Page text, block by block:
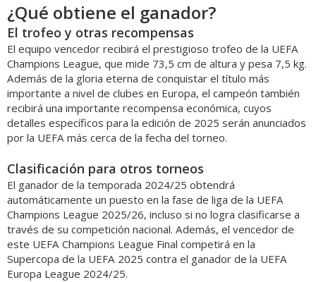
¿Qué obtiene el ganador?
El trofeo y otras recompensas
El equipo vencedor recibirá el prestigioso trofeo de la UEFA
Champions League, que mide 73,5 cm de altura y pesa 7,5 kg.
Además de la gloria eterna de conquistar el título más
importante a nivel de clubes en Europa, el campeón también
recibirá una importante recompensa económica, cuyos
detalles específicos para la edición de 2025 serán anunciados
por la UEFA más cerca de la fecha del torneo.
Clasificación para otros torneos
El ganador de la temporada 2024/25 obtendrá
automáticamente un puesto en la fase de liga de la UEFA
Champions League 2025/26, incluso si no logra clasificarse a
través de su competición nacional. Además, el vencedor de
este UEFA Champions League Final competirá en la
Supercopa de la UEFA 2025 contra el ganador de la UEFA
Europa League 2024/25.